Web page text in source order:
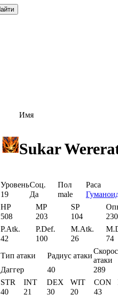
Имя
Sukar
УровеньСоц. Пол
Раса
19
Да male
HP
MP SP
508
203 104
P.Atk.
P.Def. M.Atk.
42
100 26
74
Тип атаки
Радиус атаки
атаки
Даггер
40
289
STR
INT DEX WIT CON
40
21 30 20 43